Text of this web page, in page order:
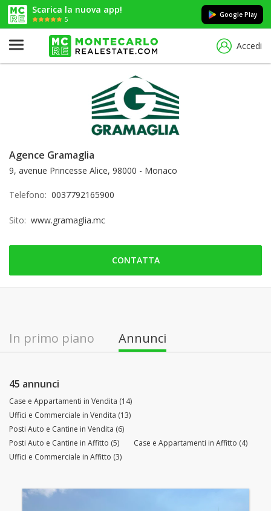
Scarica la nuova app!
5
Google Play
Accedi
Agence Gramaglia
9, avenue Princesse Alice, 98000 - Monaco
Telefono: 0037792165900
Sito: www.gramaglia.mc
CONTATTA
In primo piano Annunci
45 annunci
Case e Appartamenti in Vendita (14)
Uffici e Commerciale in Vendita (13)
Posti Auto e Cantine in Vendita (6)
Posti Auto e Cantine in Affitto (5)
Case e Appartamenti in Affitto (4)
Uffici e Commerciale in Affitto (3)